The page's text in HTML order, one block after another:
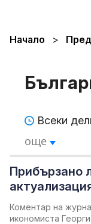
Начало
Всеки
още
Прибързано
Коментар на
икономиста